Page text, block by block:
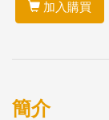
加入購買
簡介